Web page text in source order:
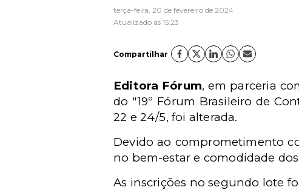
terça-feira, 20 de fevereiro de 2024
Atualizado às 15:23
Compartilhar
Editora Fórum, em parceria
do "19º Fórum Brasileiro de
22 e 24/5, foi alterada.
Devido ao comprometimento
no bem-estar e comodidade
As inscrições no segundo lote